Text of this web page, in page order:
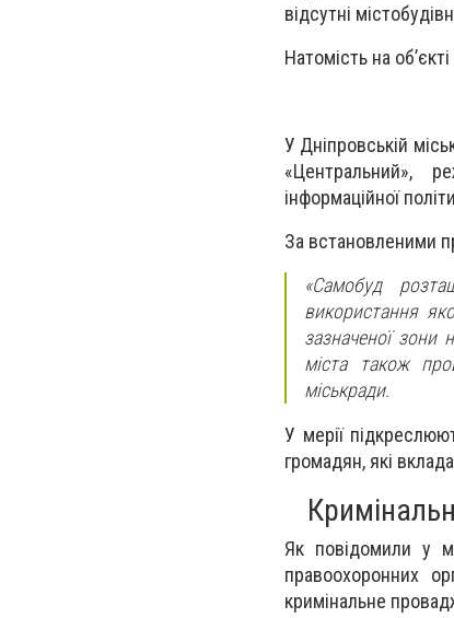
відсутні
Натомість на
У Дніпровській
«Центральний»,
інформаційної
За встановленими
«Самобуд
використання
зазначеної
міста також
міськради.
У мерії
громадян, які
Як повідомили у
правоохоронних
кримінальне